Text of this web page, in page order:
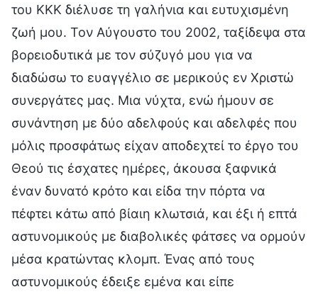
του ΚΚΚ διέλυσε τη γαλήνια και ευτυχισμένη
ζωή μου. Τον Αύγουστο του 2002, ταξίδεψα στα
βορειοδυτικά με τον σύζυγό μου για να
διαδώσω το ευαγγέλιο σε μερικούς εν Χριστώ
συνεργάτες μας. Μια νύχτα, ενώ ήμουν σε
συνάντηση με δύο αδελφούς και αδελφές που
μόλις προσφάτως είχαν αποδεχτεί το έργο του
Θεού τις έσχατες ημέρες, άκουσα ξαφνικά
έναν δυνατό κρότο και είδα την πόρτα να
πέφτει κάτω από βίαιη κλωτσιά, και έξι ή επτά
αστυνομικούς με διαβολικές φάτσες να ορμούν
μέσα κρατώντας κλομπ. Ένας από τους
αστυνομικούς έδειξε εμένα και είπε